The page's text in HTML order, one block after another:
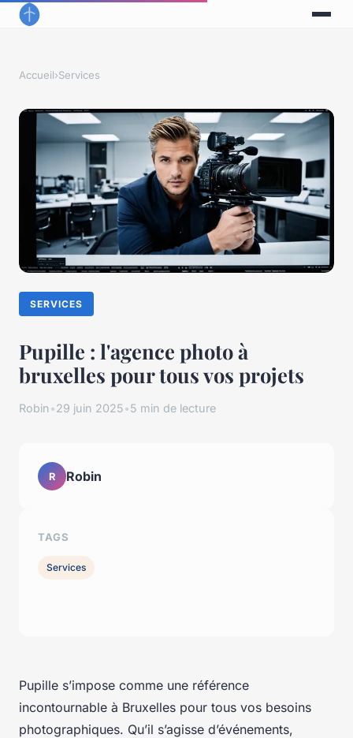
Accueil›Services
SERVICES
Pupille : l'agence photo à
bruxelles pour tous vos projets
Robin•29 juin 2025•5 min de lecture
Pupille s’impose comme une référence
incontournable à Bruxelles pour tous vos besoins
photographiques. Qu’il s’agisse d’événements,
R Robin
TAGS
Services